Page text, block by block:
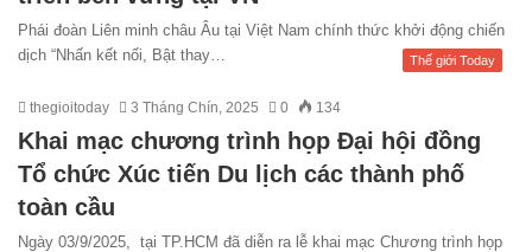
Phái đoàn Liên minh châu Âu tại Việt Nam chính thức khởi động chiến
dịch “Nhấn kết nối, Bật thay…
Thế giới Today
thegioitoday 3 Tháng Chín, 2025 0 134
Khai mạc chương trình họp Đại hội đồng
Tổ chức Xúc tiến Du lịch các thành phố
toàn cầu
Ngày 03/9/2025, tại TP.HCM đã diễn ra lễ khai mạc Chương trình họp